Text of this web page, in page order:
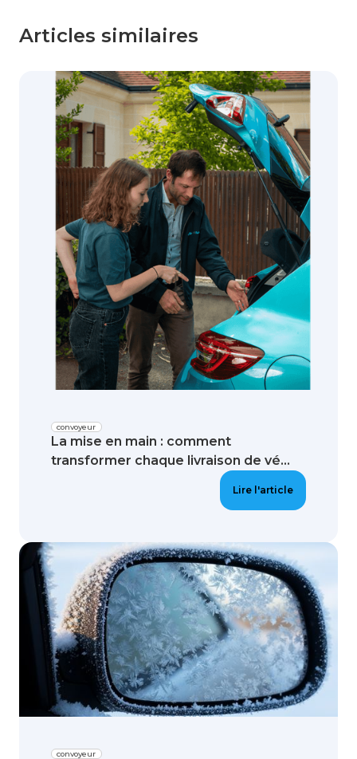
Articles similaires
convoyeur
La mise en main : comment
transformer chaque livraison de vé...
Lire l'article
convoyeur